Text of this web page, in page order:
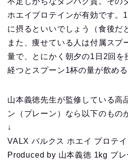
ホエイプロテインが有効です。
に摂るといいでしょう（食後だ
また、痩せている人は付属スプ
量で、とにかく朝夕の1日2回を
経つとスプーン1杯の量が飲め
山本義徳先生が監修している高
ン（プレーン）なら以下のもの
↓
VALX バルクス ホエイ プロテ
Produced by 山本義徳 1kg プ